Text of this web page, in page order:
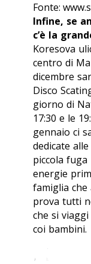
Fonte:
Infine, se
c’è la
Koresova
centro di
dicembre
Disco
giorno di
17:30 e le
gennaio ci
dedicate
piccola
energie
famiglia che
prova tutti
che si
coi bambini.